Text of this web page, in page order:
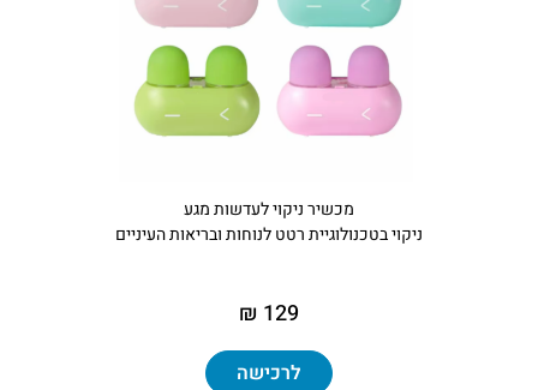
מכשיר ניקוי לעדשות מגע
ניקוי בטכנולוגיית רטט לנוחות ובריאות העיניים
129 ₪
לרכישה